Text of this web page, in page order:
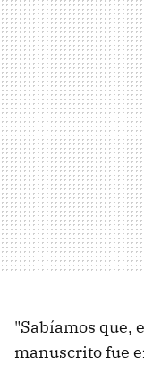
"Sabíamos que,
manuscrito fue